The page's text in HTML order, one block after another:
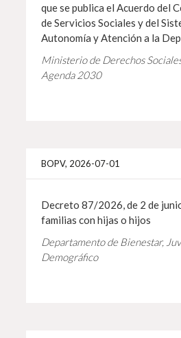
que se publica el Acuerdo del
de Servicios Sociales y del
Autonomía y Atención a la
Ministerio de Derechos
Agenda 2030
BOPV, 2026-07-01
Decreto 87/2026, de 2 de
familias con hijas o hijos
Departamento de Bienestar,
Demográfico